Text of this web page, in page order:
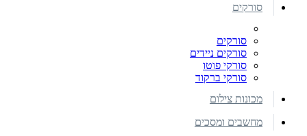
סורקים
סורקים
סורקים ניידים
סורקי פוטו
סורקי ברקוד
מכונות צילום
מחשבים ומסכים